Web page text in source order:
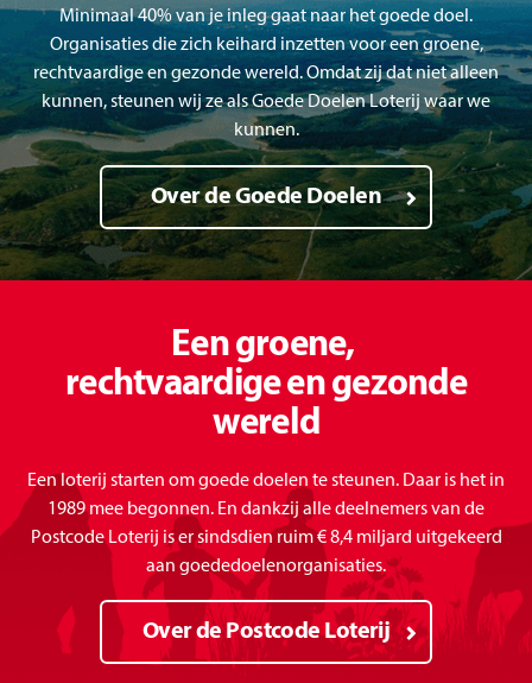
Minimaal 40% van je inleg gaat naar het goede doel.
Organisaties die zich keihard inzetten voor een groene,
rechtvaardige en gezonde wereld. Omdat zij dat niet alleen
kunnen, steunen wij ze als Goede Doelen Loterij waar we
kunnen.
Over de Goede Doelen
Een groene,
rechtvaardige en gezonde
wereld
Een loterij starten om goede doelen te steunen. Daar is het in
1989 mee begonnen. En dankzij alle deelnemers van de
Postcode Loterij is er sindsdien ruim € 8,4 miljard uitgekeerd
aan goededoelenorganisaties.
Over de Postcode Loterij